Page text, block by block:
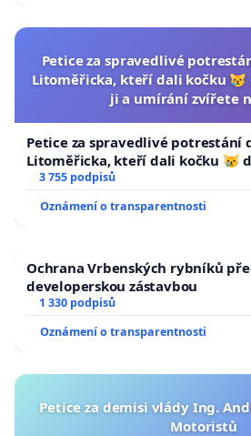
Petice za spravedlivé
Litoměřicka, kteří dali kočku 😿
ji a umírání zvířete
Petice za spravedlivé potrestání
Litoměřicka, kteří dali kočku 😿
a umírání zvířete natočili.
3 755 podpisů
Oznámení o transparentnosti
Ochrana Vrbenských rybníků
developerskou zástavbou
1 330 podpisů
Oznámení o transparentnosti
Petice za demisi vlády Ing.
Motoristů